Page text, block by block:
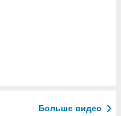
Больше видео